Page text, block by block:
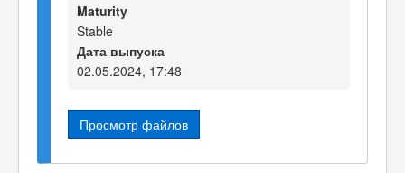
Maturity
Stable
Дата выпуска
02.05.2024, 17:48
Просмотр файлов